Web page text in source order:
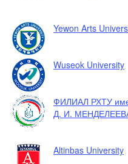
Yewon Arts
Wuseok University
ФИЛИАЛ РХТУ
Д. И.
Altinbas University